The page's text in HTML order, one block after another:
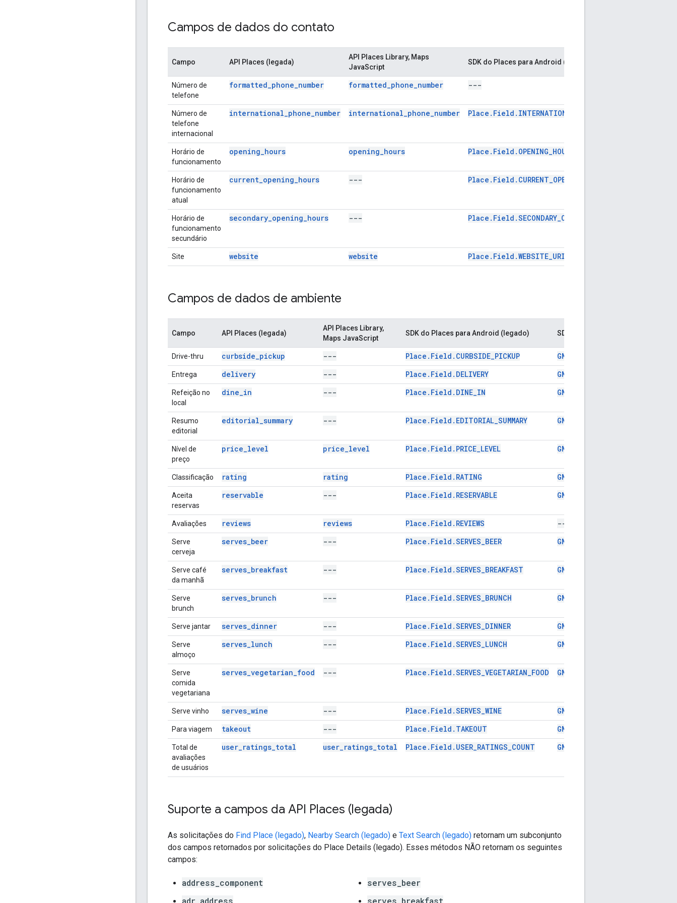
Campos de dados do contato
Campo API Places (legada)
API Places Library, Maps
JavaScript
SDK do Places para Android (legado)
Número de
telefone
formatted_phone_number formatted_phone_number ---
Número de
telefone
internacional
international_phone_number international_phone_number Place.Field.INTERNATIONAL_PHONE_NUMBER
Horário de
funcionamento
opening_hours opening_hours Place.Field.OPENING_HOURS
Horário de
funcionamento
atual
current_opening_hours --- Place.Field.CURRENT_OPENING_HOURS
Horário de
funcionamento
secundário
secondary_opening_hours --- Place.Field.SECONDARY_OPENING_HOURS
Site website website Place.Field.WEBSITE_URI
Campos de dados de ambiente
Campo API Places (legada)
API Places Library,
Maps JavaScript
SDK do Places para Android (legado) SDK do Places para iOS (legado)
Drive-thru curbside_pickup --- Place.Field.CURBSIDE_PICKUP GMSPlaceFieldCurbsidePickup
Entrega delivery --- Place.Field.DELIVERY GMSPlaceFieldDelivery
Refeição no
local
dine_in --- Place.Field.DINE_IN GMSPlaceFieldDineIn
Resumo
editorial
editorial_summary --- Place . Field . EDITORIAL_SUMMARY
Nível de
preço
price_level price_level Place.Field.PRICE_LEVEL GMSPlaceFieldPriceLevel
Classificação rating rating Place.Field.RATING GMSPlaceFieldRating
Aceita
reservas
reservable --- Place.Field.RESERVABLE GMSPlaceFieldReservable
Avaliações reviews reviews Place.Field.REVIEWS ---
Serve
cerveja
serves_beer --- Place.Field.SERVES_BEER GMSPlaceFieldServesBeer
Serve café
da manhã
serves_breakfast --- Place.Field.SERVES_BREAKFAST GMSPlaceFieldServesBreakfast
Serve
brunch
serves_brunch --- Place.Field.SERVES_BRUNCH GMSPlaceFieldServesBrunch
Serve jantar serves_dinner --- Place.Field.SERVES_DINNER GMSPlaceFieldServesDinner
Serve
almoço
serves_lunch --- Place.Field.SERVES_LUNCH GMSPlaceFieldServesLunch
Serve
comida
vegetariana
serves_vegetarian_food --- Place.Field.SERVES_VEGETARIAN_FOOD
Serve vinho serves_wine --- Place.Field.SERVES_WINE GMSPlaceFieldServesWine
Para viagem takeout --- Place.Field.TAKEOUT GMSPlaceFieldTakeout
Total de
avaliações
de usuários
user_ratings_total user_ratings_total Place.Field.USER_RATINGS_COUNT
Suporte a campos da API Places (legada)
As solicitações do Find Place (legado), Nearby Search (legado) e Text Search (legado) retornam um subconjunto
dos campos retornados por solicitações do Place Details (legado). Esses métodos NÃO retornam os seguintes
campos:
address_component
adr_address
serves_beer
serves_breakfast